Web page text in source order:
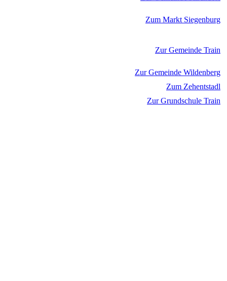
Zum Markt Siegenburg
Zur Gemeinde Train
Zur Gemeinde Wildenberg
Zum Zehentstadl
Zur Grundschule Train